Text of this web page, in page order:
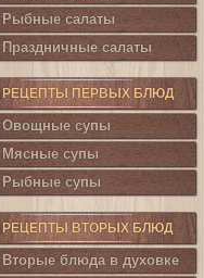
Рыбные салаты
Праздничные салаты
РЕЦЕПТЫ ПЕРВЫХ БЛЮД
Овощные супы
Мясные супы
Рыбные супы
РЕЦЕПТЫ ВТОРЫХ БЛЮД
Вторые блюда в духовке